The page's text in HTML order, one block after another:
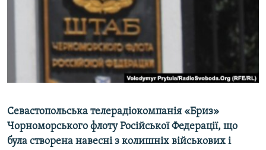
ВІДЕОУРОКИ «ELIFBE»
СВІДЧЕННЯ ОКУПАЦІЇ
УКРАЇНСЬКА ПРОБЛЕМА КРИМУ
ІНФОГРАФІКА
Qırımtatar
ДОЛУЧАЙСЯ!
Усі сайти RFE/RL
Севастопольська телерадіокомпанія «Бриз»
Чорноморського флоту Російської Федерації, що
була створена навесні з колишніх військових і